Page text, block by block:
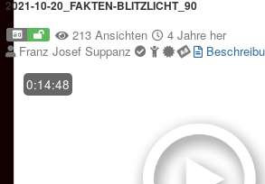
2021-10-20_FAKTEN-BLITZLICHT_90
213 Ansichten
4 Jahre her
Franz Josef Suppanz
0:14:48